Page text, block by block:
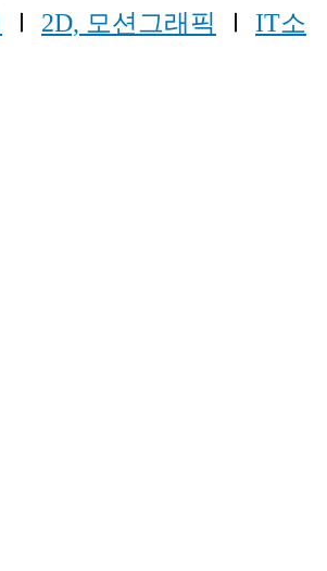
Ⅰ 2D, 모션그래픽 Ⅰ IT소